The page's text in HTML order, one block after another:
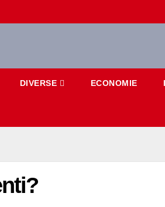
DIVERSE ECONOMIE